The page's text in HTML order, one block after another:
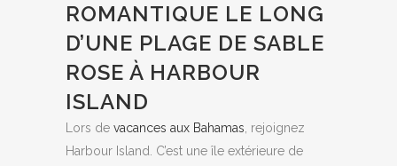
ROMANTIQUE LE LONG
D’UNE PLAGE DE SABLE
ROSE À HARBOUR
ISLAND
Lors de vacances aux Bahamas , rejoignez
Harbour Island. C’est une île extérieure de